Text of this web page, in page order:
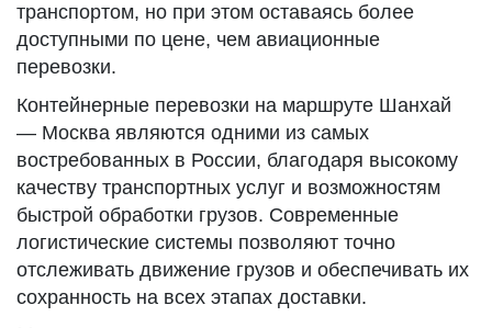
транспортом, но при этом оставаясь более
доступными по цене, чем авиационные
перевозки.
Контейнерные перевозки на маршруте Шанхай
— Москва являются одними из самых
востребованных в России, благодаря высокому
качеству транспортных услуг и возможностям
быстрой обработки грузов. Современные
логистические системы позволяют точно
отслеживать движение грузов и обеспечивать их
сохранность на всех этапах доставки.